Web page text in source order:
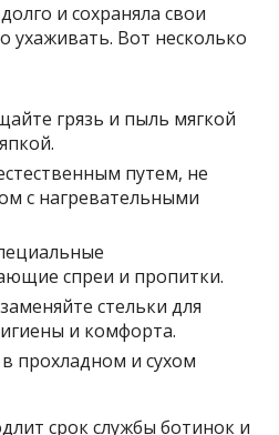
и сохраняла свои
ухаживать. Вот несколько
грязь и пыль мягкой
путем, не
с нагревательными
спреи и пропитки.
стельки для
и комфорта.
прохладном и сухом
срок службы ботинок и